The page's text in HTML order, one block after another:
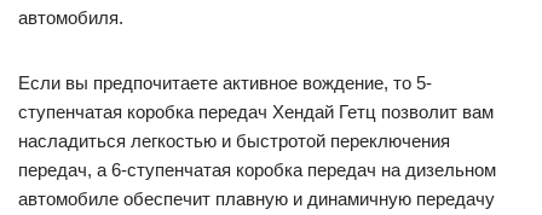
автомобиля.
Если вы предпочитаете активное вождение, то 5-
ступенчатая коробка передач Хендай Гетц позволит вам
насладиться легкостью и быстротой переключения
передач, а 6-ступенчатая коробка передач на дизельном
автомобиле обеспечит плавную и динамичную передачу